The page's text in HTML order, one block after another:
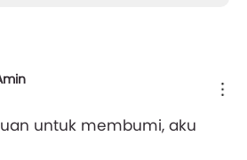
untuk membumi, aku